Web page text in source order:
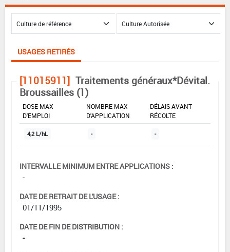
USAGES RETIRÉS
[11015911] Traitements généraux*Dévital.
Broussailles (1)
DOSE MAX
D'EMPLOI
NOMBRE MAX
D'APPLICATION
DÉLAIS AVANT
RÉCOLTE
4,2 L/hL - -
INTERVALLE MINIMUM ENTRE APPLICATIONS :
-
DATE DE RETRAIT DE L'USAGE :
01/11/1995
DATE DE FIN DE DISTRIBUTION :
-